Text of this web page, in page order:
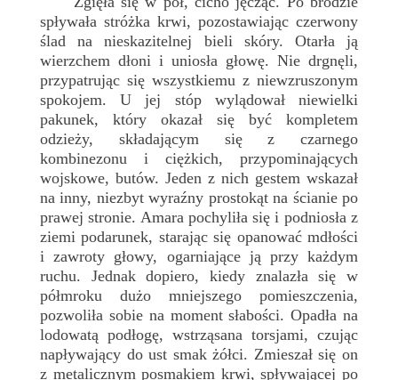
spływała stróżka krwi, pozostawiając czerwony
ślad na nieskazitelnej bieli skóry. Otarła ją
wierzchem dłoni i uniosła głowę. Nie drgnęli,
przypatrując się wszystkiemu z niewzruszonym
spokojem. U jej stóp wylądował niewielki
pakunek, który okazał się być kompletem
odzieży, składającym się z czarnego
kombinezonu i ciężkich, przypominających
wojskowe, butów. Jeden z nich gestem wskazał
na inny, niezbyt wyraźny prostokąt na ścianie po
prawej stronie. Amara pochyliła się i podniosła z
ziemi podarunek, starając się opanować mdłości
i zawroty głowy, ogarniające ją przy każdym
ruchu. Jednak dopiero, kiedy znalazła się w
półmroku dużo mniejszego pomieszczenia,
pozwoliła sobie na moment słabości. Opadła na
lodowatą podłogę, wstrząsana torsjami, czując
napływający do ust smak żółci. Zmieszał się on
z metalicznym posmakiem krwi, spływającej po